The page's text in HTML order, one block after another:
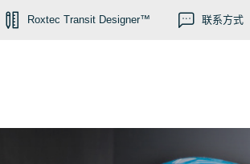
Roxtec Transit Designer™ 联系方式